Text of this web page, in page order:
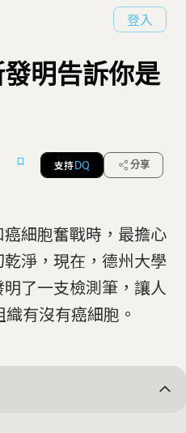
登入
明告訴你是
支持 DQ 分享
細胞奮戰時，最擔心
淨，現在，德州大學
了一支檢測筆，讓人
有沒有癌細胞。